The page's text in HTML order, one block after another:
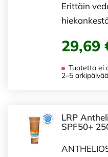
Erittäin
29,69
Tuotetta ei
2–5
LRP
SPF50+